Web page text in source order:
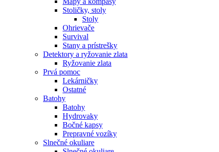
Stoličky, stoly
Stoly
Ohrievače
Survival
Stany a prístrešky
Detektory a ryžovanie zlata
Ryžovanie zlata
Prvá pomoc
Lekárničky
Ostatné
Batohy
Batohy
Hydrovaky
Bočné kapsy
Prepravné vozíky
Slnečné okuliare